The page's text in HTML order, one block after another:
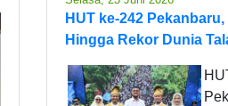
HUT ke-242
Hingga Rekor Dunia